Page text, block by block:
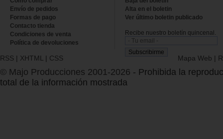
Envío de pedidos
Formas de pago
Contacto tienda
Condiciones de venta
Política de devoluciones
Alta en el boletin
Ver último boletin publicado
Recibe nuestro boletín quincenal.
RSS | XHTML | CSS Mapa Web |
© Majo Producciones 2001-2026 - Prohibida la
total de la información mostrada